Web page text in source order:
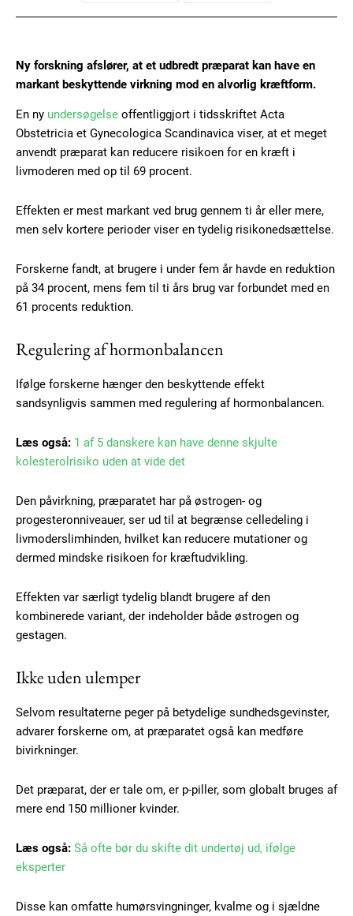
Subscription Plans
Ny forskning afslører, at et udbredt præparat kan have en
markant beskyttende virkning mod en alvorlig kræftform.
En ny undersøgelse offentliggjort i tidsskriftet Acta
Obstetricia et Gynecologica Scandinavica viser, at et meget
anvendt præparat kan reducere risikoen for en kræft i
livmoderen med op til 69 procent.
Effekten er mest markant ved brug gennem ti år eller mere,
men selv kortere perioder viser en tydelig risikonedsættelse.
Forskerne fandt, at brugere i under fem år havde en reduktion
på 34 procent, mens fem til ti års brug var forbundet med en
61 procents reduktion.
Regulering af hormonbalancen
Ifølge forskerne hænger den beskyttende effekt
sandsynligvis sammen med regulering af hormonbalancen.
Læs også: 1 af 5 danskere kan have denne skjulte
kolesterolrisiko uden at vide det
Den påvirkning, præparatet har på østrogen- og
progesteronniveauer, ser ud til at begrænse celledeling i
livmoderslimhinden, hvilket kan reducere mutationer og
dermed mindske risikoen for kræftudvikling.
Effekten var særligt tydelig blandt brugere af den
kombinerede variant, der indeholder både østrogen og
gestagen.
Ikke uden ulemper
Selvom resultaterne peger på betydelige sundhedsgevinster,
advarer forskerne om, at præparatet også kan medføre
bivirkninger.
Det præparat, der er tale om, er p-piller, som globalt bruges af
mere end 150 millioner kvinder.
Læs også: Så ofte bør du skifte dit undertøj ud, ifølge
eksperter
Disse kan omfatte humørsvingninger, kvalme og i sjældne